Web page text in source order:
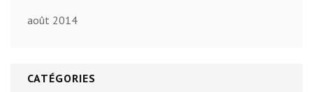
août 2014
CATÉGORIES